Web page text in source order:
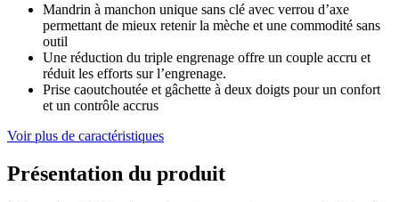
Mandrin à manchon unique sans clé avec verrou d’axe
permettant de mieux retenir la mèche et une commodité sans
outil
Une réduction du triple engrenage offre un couple accru et
réduit les efforts sur l’engrenage.
Prise caoutchoutée et gâchette à deux doigts pour un confort
et un contrôle accrus
Voir plus de caractéristiques
Présentation du produit